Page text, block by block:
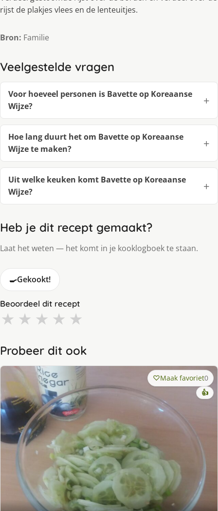
rijst de plakjes vlees en de lenteuitjes.
Bron: Familie
Veelgestelde vragen
Voor hoeveel personen is Bavette op Koreaanse
Wijze?
Hoe lang duurt het om Bavette op Koreaanse
Wijze te maken?
Uit welke keuken komt Bavette op Koreaanse
Wijze?
Heb je dit recept gemaakt?
Laat het weten — het komt in je kooklogboek te staan.
🍳Gekookt!
Beoordeel dit recept
★ ★ ★ ★ ★
Probeer dit ook
Maak favoriet0
👍